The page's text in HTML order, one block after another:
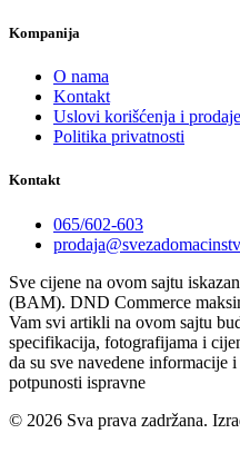
Kompanija
O nama
Kontakt
Uslovi korišćenja i prodaje
Politika privatnosti
Kontakt
065/602-603
Sve cijene na ovom sajtu
(BAM). DND Commerce
Vam svi artikli na ovom sajtu
specifikacija, fotografijama i
da su sve navedene informacije
potpunosti ispravne
© 2026 Sva prava zadržana.